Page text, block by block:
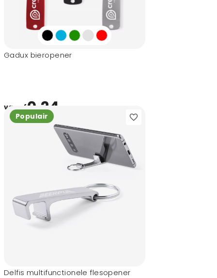
Gadux bieropener
vanaf0,24
Populair
Delfis multifunctionele flesopener